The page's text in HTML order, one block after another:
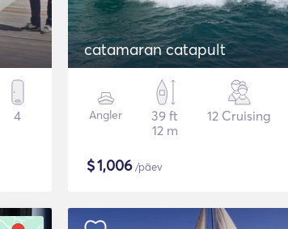
4
catamaran catapult
Angler
39 ft
12 m
12 Cruising
$1,006/päev